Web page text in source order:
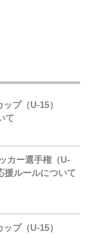
プ（U-15）
て
カー選手権（U-
ルールについて
プ（U-15）